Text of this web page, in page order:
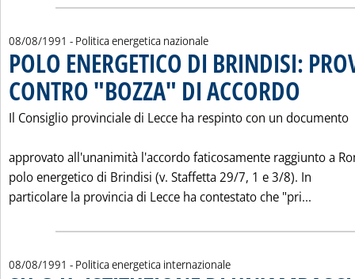
08/08/1991 - Politica energetica nazionale
POLO ENERGETICO DI BRINDISI:
CONTRO "BOZZA" DI ACCORDO
Il Consiglio provinciale di Lecce ha respinto con un documento
approvato all'unanimità l'accordo faticosamente raggiunto a
polo energetico di Brindisi (v. Staffetta 29/7, 1 e 3/8). In
particolare la provincia di Lecce ha contestato che "pri...
08/08/1991 - Politica energetica internazionale